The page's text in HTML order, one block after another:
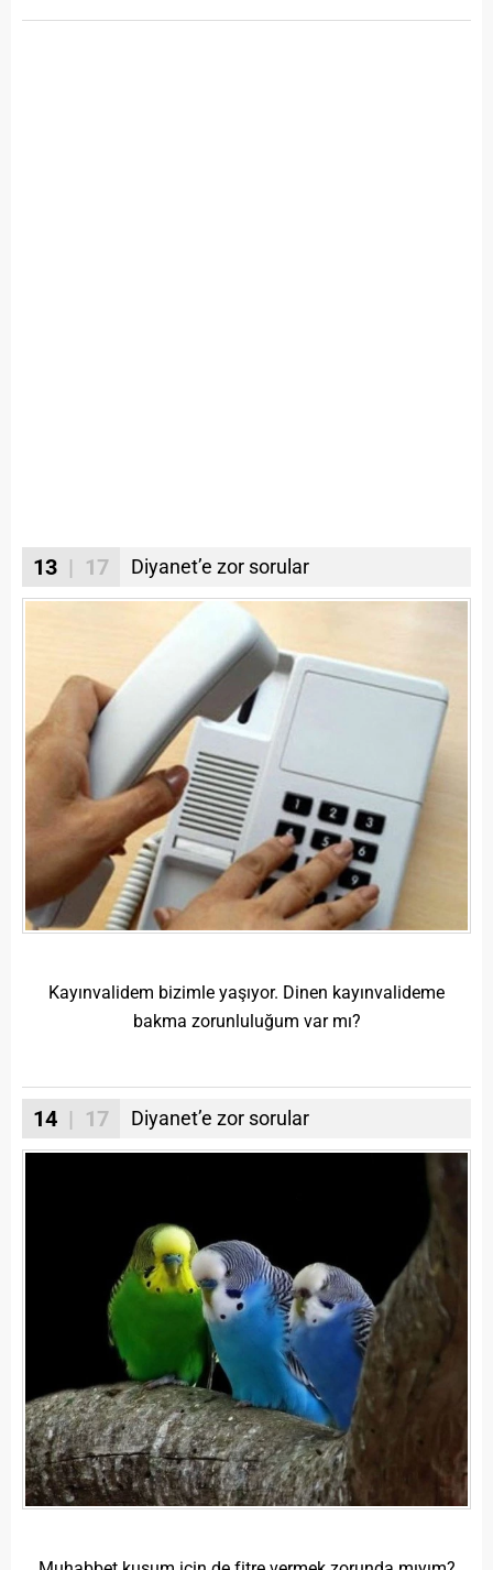
13 | 17 Diyanet’e zor sorular
Kayınvalidem bizimle yaşıyor. Dinen kayınvalideme
bakma zorunluluğum var mı?
14 | 17 Diyanet’e zor sorular